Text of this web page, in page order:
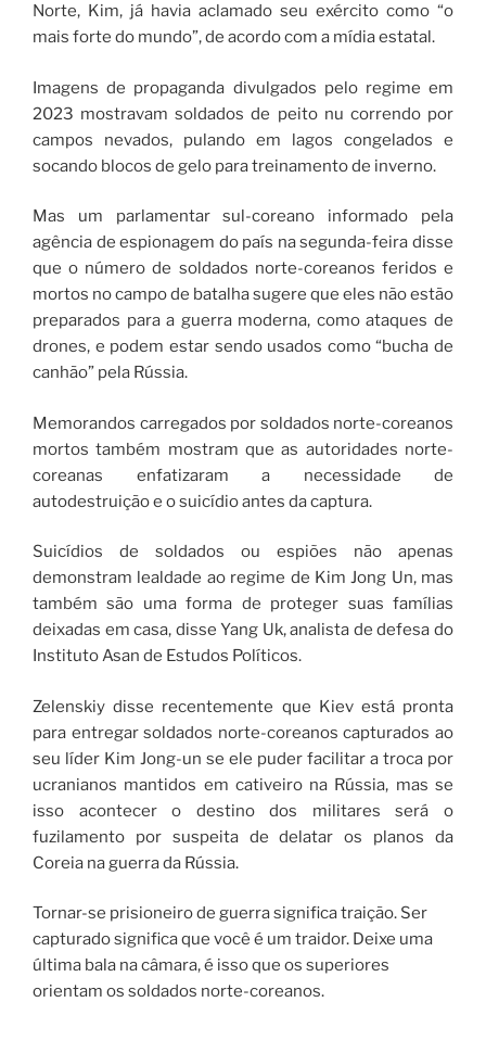
Norte, Kim, já havia aclamado seu exército como “o
mais forte do mundo”, de acordo com a mídia estatal.
Imagens de propaganda divulgados pelo regime em
2023 mostravam soldados de peito nu correndo por
campos nevados, pulando em lagos congelados e
socando blocos de gelo para treinamento de inverno.
Mas um parlamentar sul-coreano informado pela
agência de espionagem do país na segunda-feira disse
que o número de soldados norte-coreanos feridos e
mortos no campo de batalha sugere que eles não estão
preparados para a guerra moderna, como ataques de
drones, e podem estar sendo usados ​​como “bucha de
canhão” pela Rússia.
Memorandos carregados por soldados norte-coreanos
mortos também mostram que as autoridades norte-
coreanas enfatizaram a necessidade de
autodestruição e o suicídio antes da captura.
Suicídios de soldados ou espiões não apenas
demonstram lealdade ao regime de Kim Jong Un, mas
também são uma forma de proteger suas famílias
deixadas em casa, disse Yang Uk, analista de defesa do
Instituto Asan de Estudos Políticos.
Zelenskiy disse recentemente que Kiev está pronta
para entregar soldados norte-coreanos capturados ao
seu líder Kim Jong-un se ele puder facilitar a troca por
ucranianos mantidos em cativeiro na Rússia, mas se
isso acontecer o destino dos militares será o
fuzilamento por suspeita de delatar os planos da
Coreia na guerra da Rússia.
Tornar-se prisioneiro de guerra significa traição. Ser
capturado significa que você é um traidor. Deixe uma
última bala na câmara, é isso que os superiores
orientam os soldados norte-coreanos.